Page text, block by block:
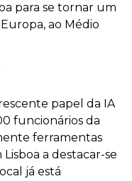
para se tornar um
ao Médio
papel da IA
funcionários da
ferramentas
a destacar-se
já está